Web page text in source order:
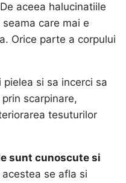
aceea halucinatiile
care mai e
Orice parte a corpului
si sa incerci sa
scarpinare,
tesuturilor
sunt cunoscute si
acestea se afla si